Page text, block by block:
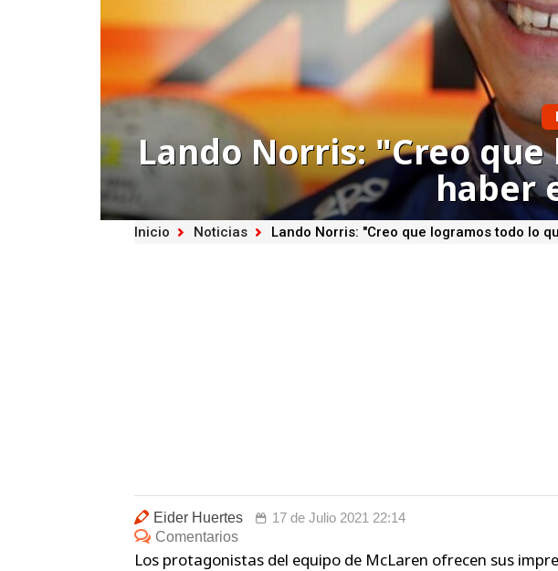
Lando Norris: "Creo
haber
Inicio Noticias Lando Norris: "Creo que logramos todo lo
Eider Huertes
17 de Julio 2021 22:14
Comentarios
Los protagonistas del equipo de McLaren ofrecen sus